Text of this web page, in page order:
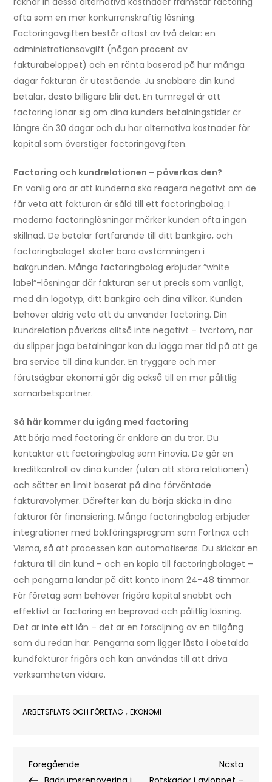
ofta som en mer konkurrenskraftig lösning.
Factoringavgiften består oftast av två delar: en
administrationsavgift (någon procent av
fakturabeloppet) och en ränta baserad på hur många
dagar fakturan är utestående. Ju snabbare din kund
betalar, desto billigare blir det. En tumregel är att
factoring lönar sig om dina kunders betalningstider är
längre än 30 dagar och du har alternativa kostnader för
kapital som överstiger factoringavgiften.
Factoring och kundrelationen – påverkas den?
En vanlig oro är att kunderna ska reagera negativt om de
får veta att fakturan är såld till ett factoringbolag. I
moderna factoringlösningar märker kunden ofta ingen
skillnad. De betalar fortfarande till ditt bankgiro, och
factoringbolaget sköter bara avstämningen i
bakgrunden. Många factoringbolag erbjuder ”white
label”-lösningar där fakturan ser ut precis som vanligt,
med din logotyp, ditt bankgiro och dina villkor. Kunden
behöver aldrig veta att du använder factoring. Din
kundrelation påverkas alltså inte negativt – tvärtom, när
du slipper jaga betalningar kan du lägga mer tid på att ge
bra service till dina kunder. En tryggare och mer
förutsägbar ekonomi gör dig också till en mer pålitlig
samarbetspartner.
Så här kommer du igång med factoring
Att börja med factoring är enklare än du tror. Du
kontaktar ett factoringbolag som Finovia. De gör en
kreditkontroll av dina kunder (utan att störa relationen)
och sätter en limit baserat på dina förväntade
fakturavolymer. Därefter kan du börja skicka in dina
fakturor för finansiering. Många factoringbolag erbjuder
integrationer med bokföringsprogram som Fortnox och
Visma, så att processen kan automatiseras. Du skickar en
faktura till din kund – och en kopia till factoringbolaget –
och pengarna landar på ditt konto inom 24–48 timmar.
För företag som behöver frigöra kapital snabbt och
effektivt är factoring en beprövad och pålitlig lösning.
Det är inte ett lån – det är en försäljning av en tillgång
som du redan har. Pengarna som ligger låsta i obetalda
kundfakturor frigörs och kan användas till att driva
verksamheten vidare.
ARBETSPLATS OCH FÖRETAG ,EKONOMI
Inläggsnavigering
Föregående
inlägg
Föregående
Nästa
inlägg
Nästa